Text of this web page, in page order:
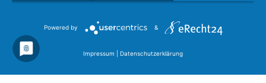
Powered by &
Impressum Datenschutzerklärung